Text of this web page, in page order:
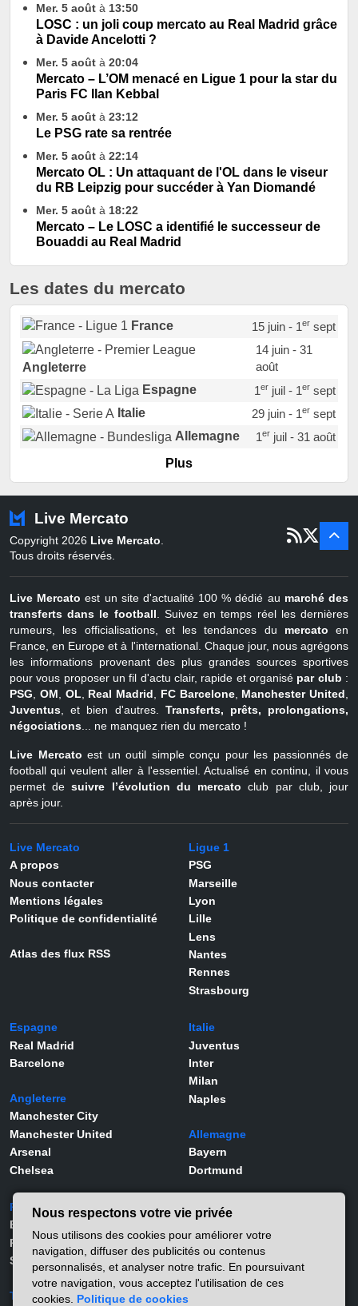
Mer. 5 août à 13:50
LOSC : un joli coup mercato au Real Madrid grâce
à Davide Ancelotti ?
Mer. 5 août à 20:04
Mercato – L’OM menacé en Ligue 1 pour la star du
Paris FC Ilan Kebbal
Mer. 5 août à 23:12
Le PSG rate sa rentrée
Mer. 5 août à 22:14
Mercato OL : Un attaquant de l'OL dans le viseur
du RB Leipzig pour succéder à Yan Diomandé
Mer. 5 août à 18:22
Mercato – Le LOSC a identifié le successeur de
Bouaddi au Real Madrid
Les dates du mercato
France 15 juin - 1ersept
Angleterre
14 juin - 31
août
Espagne
1erjuil - 1ersept
Italie
29 juin - 1ersept
Allemagne
1erjuil - 31 août
Portugal
Pays-Bas
22 juin - 2 sept
Belgique
juil - 31
Plus
Live Mercato
Copyright 2026 Live Mercato.
Tous droits réservés.
Live Mercato est un site d'actualité 100 % dédié au marché des
transferts dans le football. Suivez en temps réel les dernières
rumeurs, les officialisations, et les tendances du mercato en
France, en Europe et à l'international. Chaque jour, nous agrégons
les informations provenant des plus grandes sources sportives
pour vous proposer un fil d'actu clair, rapide et organisé par club :
PSG, OM, OL, Real Madrid, FC Barcelone, Manchester United,
Juventus, et bien d'autres. Transferts, prêts, prolongations,
négociations... ne manquez rien du mercato !
Live Mercato est un outil simple conçu pour les passionnés de
football qui veulent aller à l'essentiel. Actualisé en continu, il vous
permet desuivre l’évolution du mercato club par club, jour
après jour.
Live Mercato
A propos
Nous contacter
Mentions légales
Politique de confidentialité
Atlas des flux RSS
Ligue 1
PSG
Marseille
Lyon
Lille
Lens
Nantes
Rennes
Strasbourg
Espagne
Real Madrid
Barcelone
Angleterre
Manchester City
Manchester United
Arsenal
Chelsea
Italie
Juventus
Inter
Milan
Naples
Allemagne
Bayern
Dortmund
Portugal
Benfica
Porto
Sporting
Turquie
Joueurs
Lamine Yamal
Rodrygo
Vinicius Jr
Nous respectons votre vie privée
Nous utilisons des cookies pour améliorer votre
navigation, diffuser des publicités ou contenus
personnalisés, et analyser notre trafic. En poursuivant
votre navigation, vous acceptez l'utilisation de ces
cookies. Politique de cookies